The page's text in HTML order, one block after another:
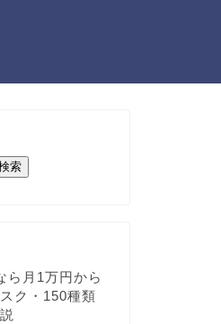
索
ら月1万円から
ク・150種類